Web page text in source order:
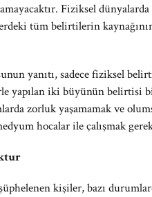
Fiziksel
tüm belirtilerin
yanıtı, sadece fiziksel
yapılan iki büyünün belirtisi
zorluk yaşamamak ve
hocalar ile çalışmak
kişiler, bazı